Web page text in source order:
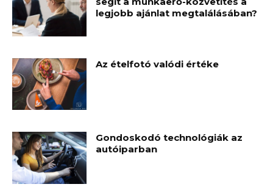
legjobb ajánlat megtalálásában?
Az ételfotó valódi értéke
Gondoskodó technológiák az
autóiparban